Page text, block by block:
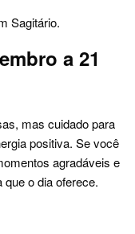
Sagitário.
a 21
mas cuidado para
positiva. Se você
agradáveis e
o dia oferece.